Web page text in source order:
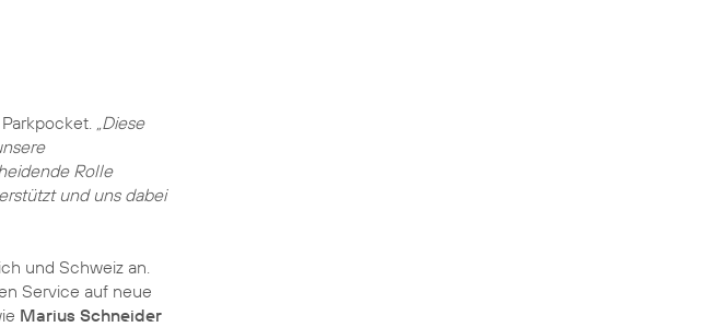
„Diese
Rolle
und uns dabei
und Schweiz an.
Service auf neue
Marius Schneider